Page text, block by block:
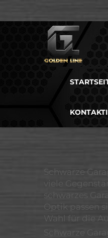
Schwarze
viele
schwarzes
Optik passen
Wahl für die
Schwarze